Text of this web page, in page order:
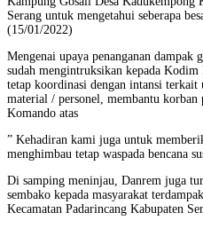
Serang untuk mengetahui seberapa
(15/01/2022)
Mengenai upaya penanganan
sudah mengintruksikan kepada
tetap koordinasi dengan intansi terkait
material / personel, membantu korban
Komando atas
” Kehadiran kami juga untuk
menghimbau tetap waspada bencana
Di samping meninjau, Danrem juga
sembako kepada masyarakat
Kecamatan Padarincang Kabupaten